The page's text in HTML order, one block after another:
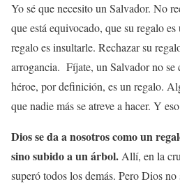
Yo sé que necesito un Salvador. No
que está equivocado, que su regalo
regalo es insultarle. Rechazar su
arrogancia. Fíjate, un Salvador no se
héroe, por definición, es un regalo.
que nadie más se atreve a hacer. Y
Dios se da a nosotros como un
sino subido a un árbol. Allí, en la
superó todos los demás. Pero Dios